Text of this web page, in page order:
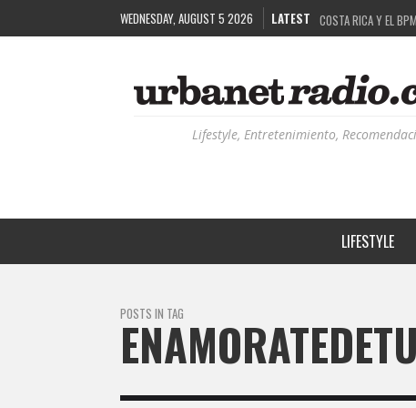
WEDNESDAY, AUGUST 5 2026 LATEST COSTA RICA Y EL
RUTAS
RECORDANDO LA
Lifestyle, Entretenimiento,
LIFESTYLE
POSTS IN TAG